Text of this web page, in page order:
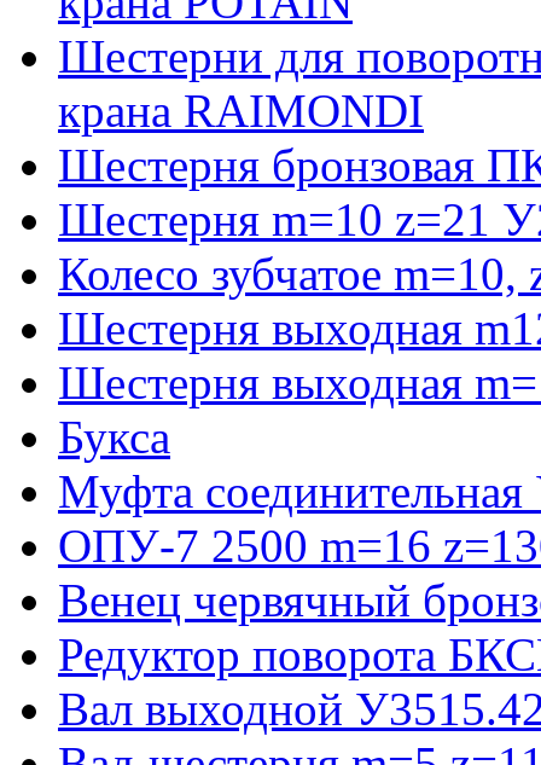
Шестерни для
крана RAIMONDI
Шестерня бронзовая
Шестерня m=10 z=21
Колесо зубчатое
Шестерня выходная
Шестерня выходная
Букса
Муфта
ОПУ-7 2500 m=16
Венец червячный
Редуктор поворота
Вал выходной